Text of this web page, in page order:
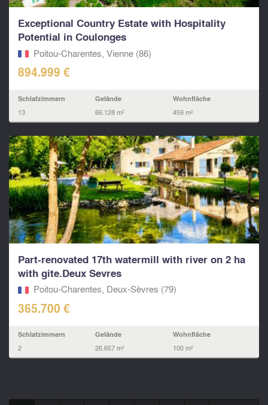
Exceptional Country Estate with Hospitality
Potential in Coulonges
Poitou-Charentes, Vienne (86)
894.999 €
Schlafzimmern
13
Gelände
66.128 m²
Wohnfläche
459 m²
Part-renovated 17th watermill with river on 2 ha
with gite.Deux Sevres
Poitou-Charentes, Deux-Sèvres (79)
365.700 €
Schlafzimmern
2
Gelände
26.657 m²
Wohnfläche
100 m²